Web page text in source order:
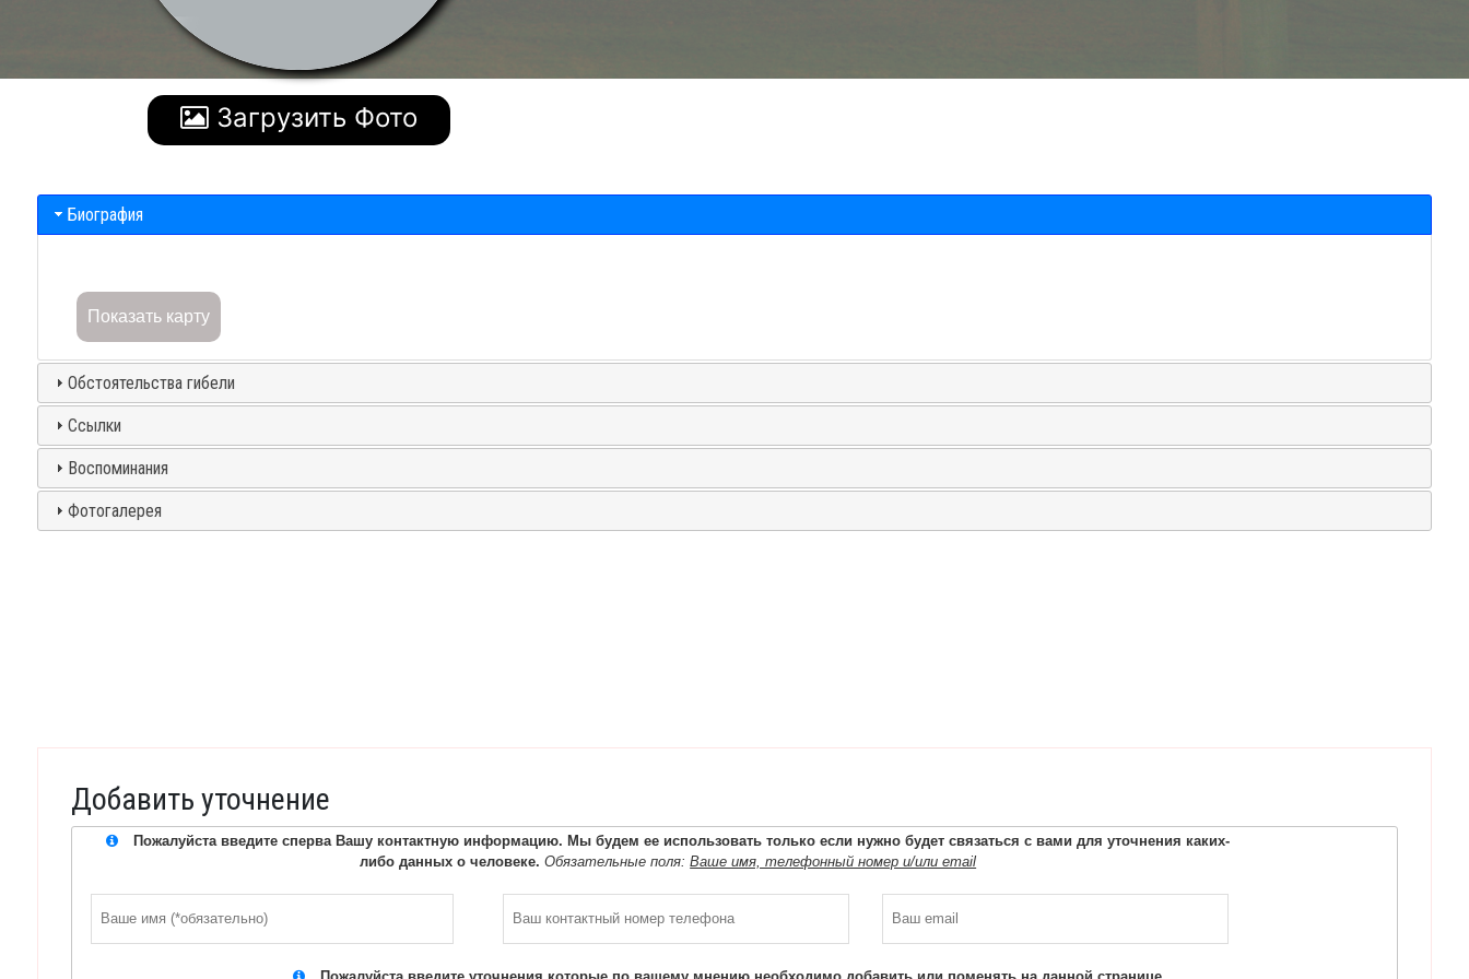
Загрузить Фото
Биография
Показать карту
Обстоятельства гибели
Ссылки
Воспоминания
Фотогалерея
Добавить уточнение
Пожалуйста введите сперва Вашу контактную информацию. Мы будем ее использовать только если нужно будет связаться с вами для уточнения каких-
либо данных о человеке. Обязательные поля:Ваше имя, телефонный номер и/или email